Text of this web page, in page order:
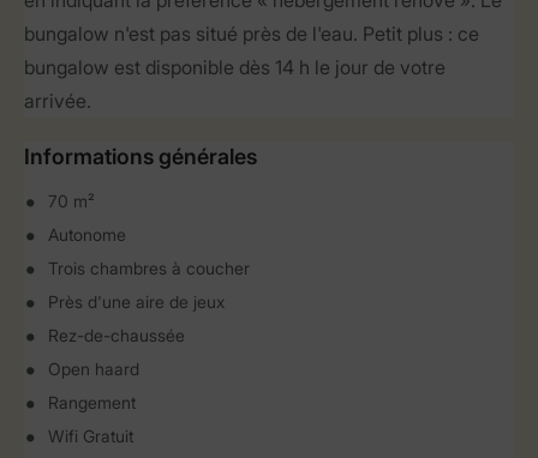
bungalow n'est pas situé près de l'eau. Petit plus : ce
bungalow est disponible dès 14 h le jour de votre
arrivée.
Informations générales
70 m²
Autonome
Trois chambres à coucher
Près d'une aire de jeux
Rez-de-chaussée
Open haard
Rangement
Wifi Gratuit